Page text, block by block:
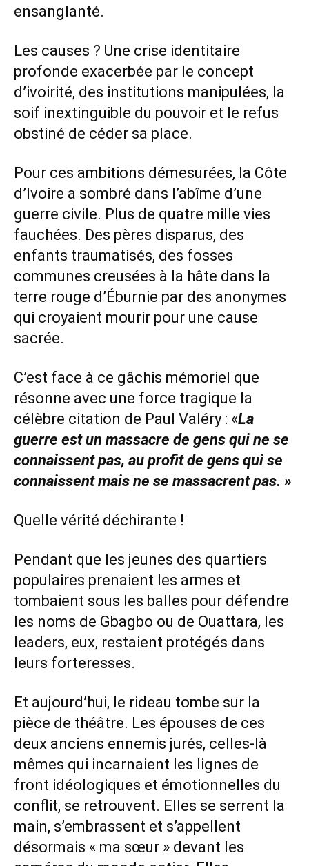
ensanglanté.
Les causes ? Une crise identitaire
profonde exacerbée par le concept
d’ivoirité, des institutions manipulées, la
soif inextinguible du pouvoir et le refus
obstiné de céder sa place.
Pour ces ambitions démesurées, la Côte
d’Ivoire a sombré dans l’abîme d’une
guerre civile. Plus de quatre mille vies
fauchées. Des pères disparus, des
enfants traumatisés, des fosses
communes creusées à la hâte dans la
terre rouge d’Éburnie par des anonymes
qui croyaient mourir pour une cause
sacrée.
C’est face à ce gâchis mémoriel que
résonne avec une force tragique la
célèbre citation de Paul Valéry : «La
guerre est un massacre de gens qui ne se
connaissent pas, au profit de gens qui se
connaissent mais ne se massacrent pas. »
Quelle vérité déchirante !
Pendant que les jeunes des quartiers
populaires prenaient les armes et
tombaient sous les balles pour défendre
les noms de Gbagbo ou de Ouattara, les
leaders, eux, restaient protégés dans
leurs forteresses.
Et aujourd’hui, le rideau tombe sur la
pièce de théâtre. Les épouses de ces
deux anciens ennemis jurés, celles-là
mêmes qui incarnaient les lignes de
front idéologiques et émotionnelles du
conflit, se retrouvent. Elles se serrent la
main, s’embrassent et s’appellent
désormais « ma sœur » devant les